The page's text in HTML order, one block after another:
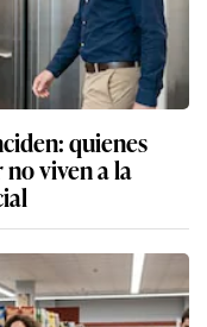
quienes
viven a la